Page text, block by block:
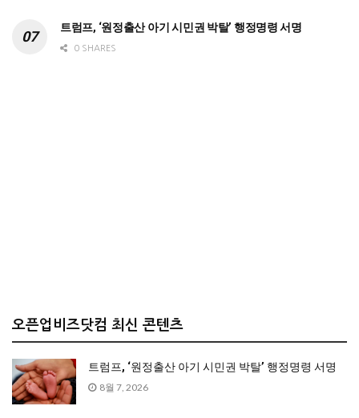
트럼프, ‘원정출산 아기 시민권 박탈’ 행정명령 서명
0 SHARES
오픈업비즈닷컴 최신 콘텐츠
트럼프, ‘원정출산 아기 시민권 박탈’ 행정명령 서명
8월 7, 2026